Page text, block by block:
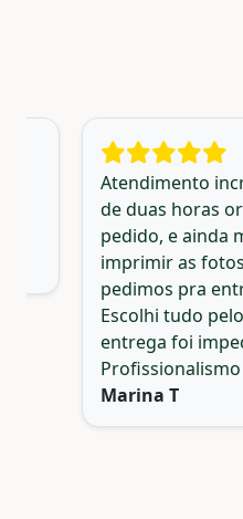
Atendimento
de duas horas
pedido, e ainda
imprimir as
pedimos pra
Escolhi tudo
entrega foi
Marina T